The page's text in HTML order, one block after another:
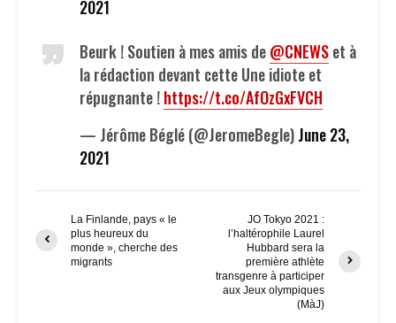
2021
Beurk ! Soutien à mes amis de@CNEWSet à
la rédaction devant cette Une idiote et
répugnante !https://t.co/AfOzGxFVCH
— Jérôme Béglé (@JeromeBegle)June 23,
2021
La Finlande, pays « le
plus heureux du
monde », cherche des
migrants
JO Tokyo 2021 :
l’haltérophile Laurel
Hubbard sera la
première athlète
transgenre à participer
aux Jeux olympiques
(MàJ)